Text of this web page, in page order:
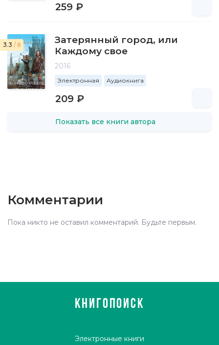
259 ₽
3.3 / 8
Затерянный город, или
Каждому свое
2016
Электронная Аудиокнига
209 ₽
Показать все книги автора
Комментарии
Пока никто не оставил комментарий. Будьте первым.
КНИГОПОИСК
Электронные книги